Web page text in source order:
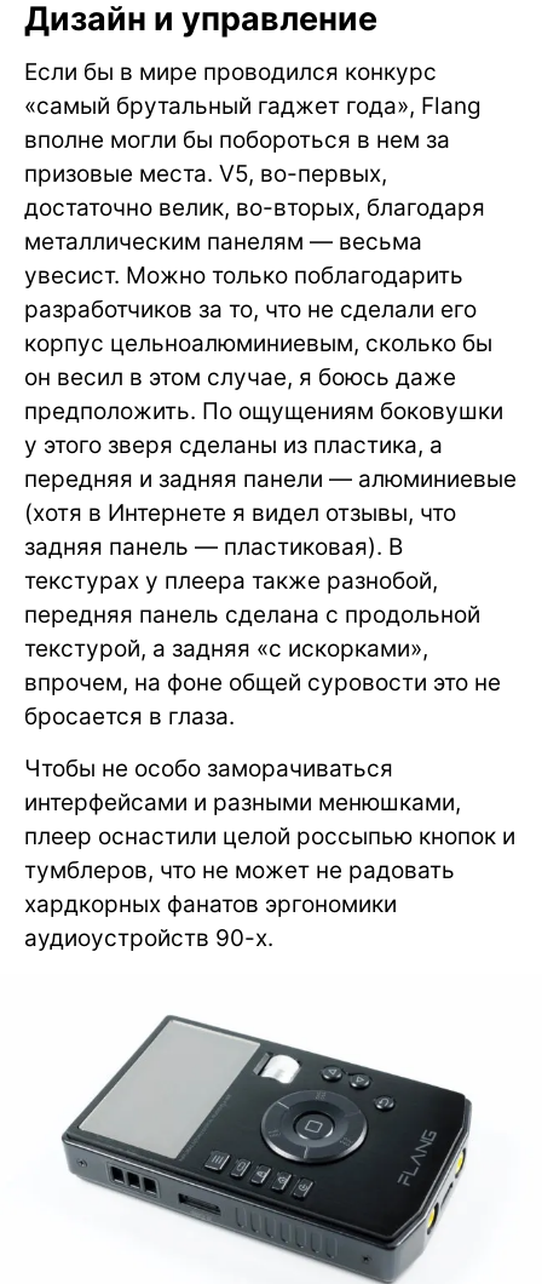
Дизайн и управление
Если бы в мире проводился конкурс
«самый брутальный гаджет года», Flang
вполне могли бы побороться в нем за
призовые места. V5, во-первых,
достаточно велик, во-вторых, благодаря
металлическим панелям — весьма
увесист. Можно только поблагодарить
разработчиков за то, что не сделали его
корпус цельноалюминиевым, сколько бы
он весил в этом случае, я боюсь даже
предположить. По ощущениям боковушки
у этого зверя сделаны из пластика, а
передняя и задняя панели — алюминиевые
(хотя в Интернете я видел отзывы, что
задняя панель — пластиковая). В
текстурах у плеера также разнобой,
передняя панель сделана с продольной
текстурой, а задняя «с искорками»,
впрочем, на фоне общей суровости это не
бросается в глаза.
Чтобы не особо заморачиваться
интерфейсами и разными менюшками,
плеер оснастили целой россыпью кнопок и
тумблеров, что не может не радовать
хардкорных фанатов эргономики
аудиоустройств 90-х.